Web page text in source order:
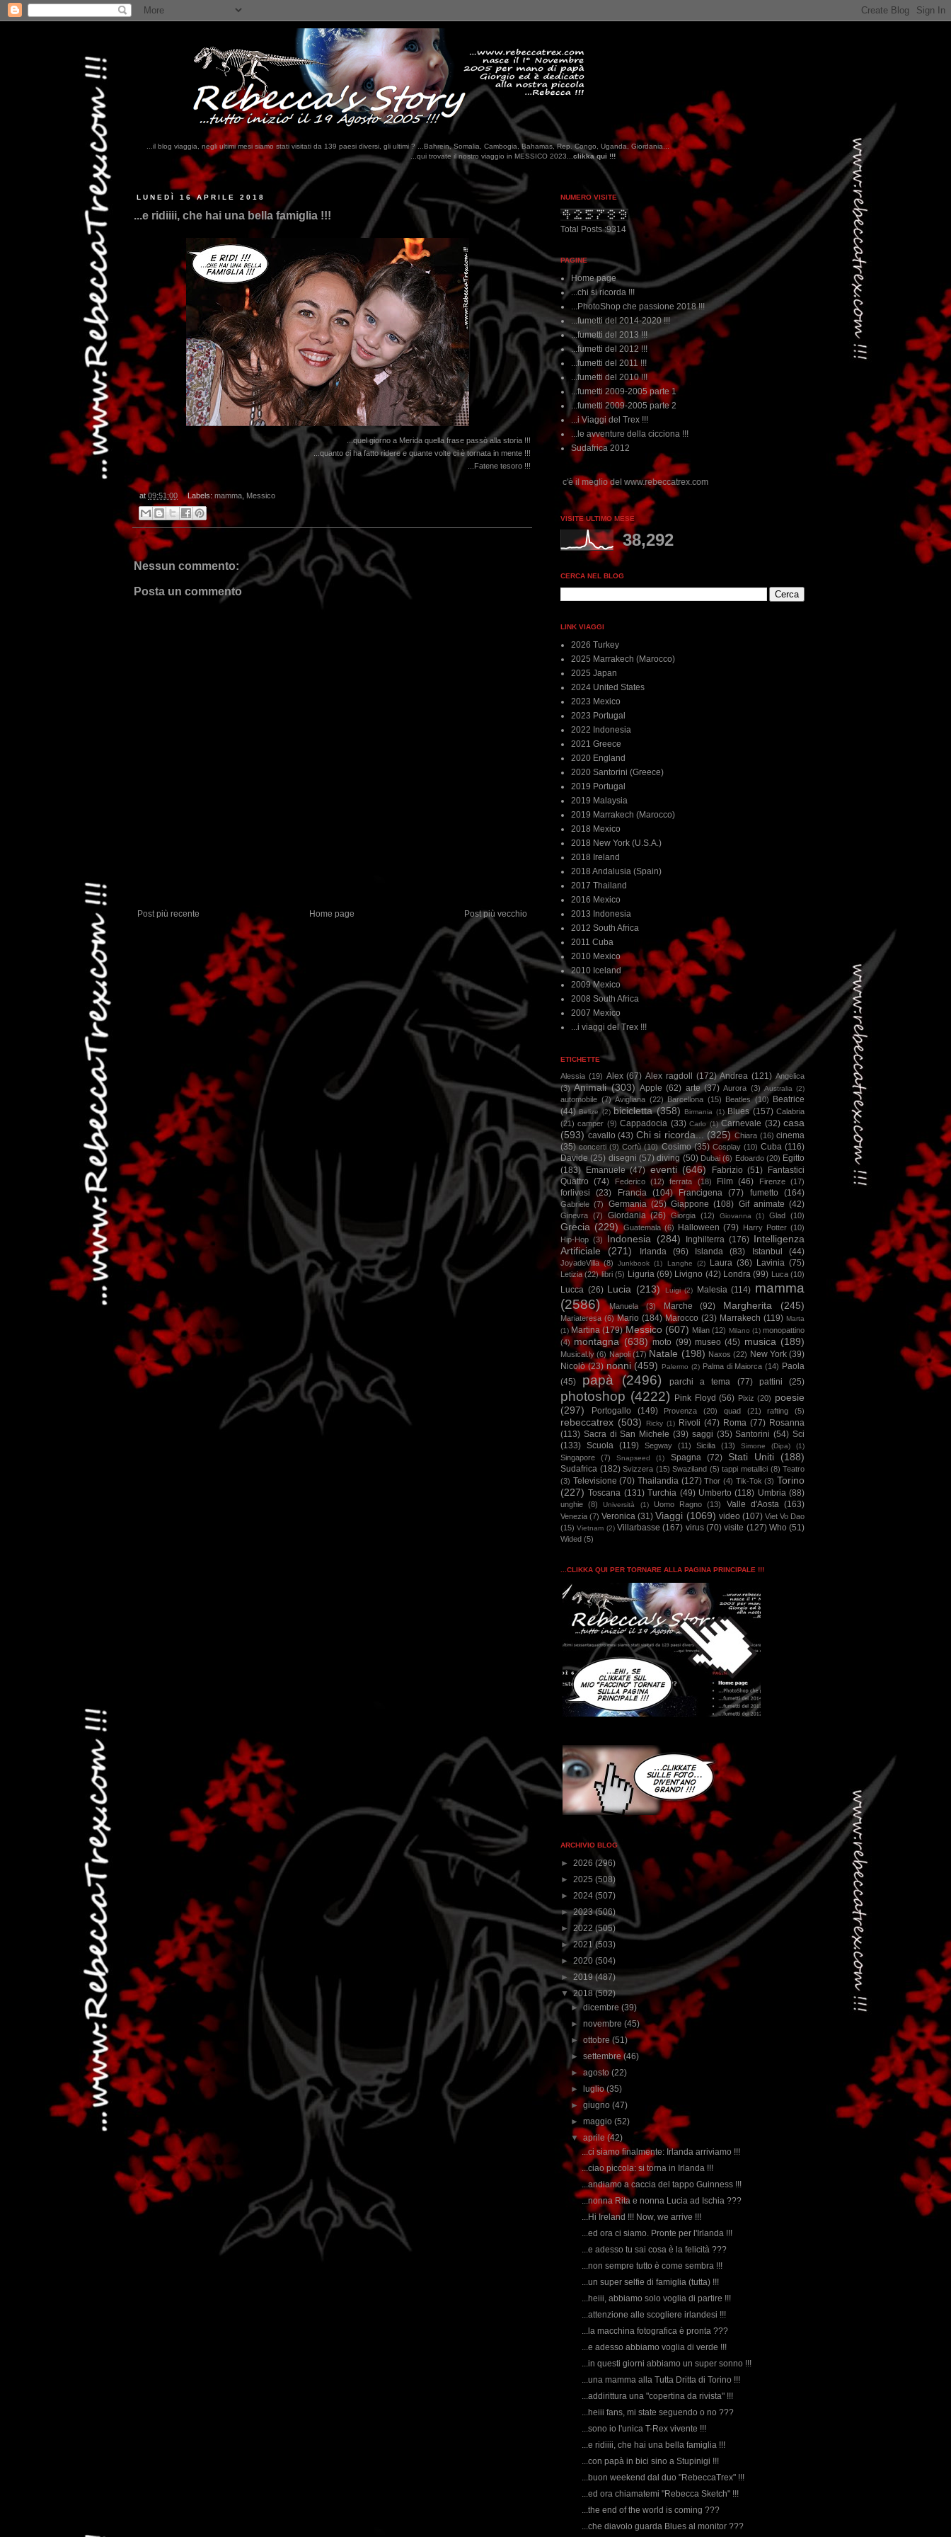
...il blog viaggia, negli ultimi mesi siamo stati visitati da 139 paesi diversi, gli ultimi ? ...Bahrein, Somalia, Cambogia, Bahamas, Rep. Congo, Uganda, Giordania...
...qui trovate il nostro viaggio in MESSICO 2023...clikka qui !!!
LUNEDÌ 16 APRILE 2018
...e ridiiii, che hai una bella famiglia !!!
...quel giorno a Merida quella frase passò alla storia !!!
...quanto ci ha fatto ridere e quante volte ci è tornata in mente !!!
...Fatene tesoro !!!
at09:51:00 Labels: mamma, Messico
Nessun commento:
Posta un commento
Post più recente Post più vecchio
Home page
NUMERO VISITE
Total Posts :9314
PAGINE
Home page
...chi si ricorda !!!
...PhotoShop che passione 2018 !!!
...fumetti del 2014-2020 !!!
...fumetti del 2013 !!!
...fumetti del 2012 !!!
...fumetti del 2011 !!!
...fumetti del 2010 !!!
...fumetti 2009-2005 parte 1
...fumetti 2009-2005 parte 2
...i Viaggi del Trex !!!
...le avventure della cicciona !!!
Sudafrica 2012
...dai non perdere tempo, clikka "qui", c'è il meglio del www.rebeccatrex.com
VISITE ULTIMO MESE
38,292
CERCA NEL BLOG
LINK VIAGGI
2026 Turkey
2025 Marrakech (Marocco)
2025 Japan
2024 United States
2023 Mexico
2023 Portugal
2022 Indonesia
2021 Greece
2020 England
2020 Santorini (Greece)
2019 Portugal
2019 Malaysia
2019 Marrakech (Marocco)
2018 Mexico
2018 New York (U.S.A.)
2018 Ireland
2018 Andalusia (Spain)
2017 Thailand
2016 Mexico
2013 Indonesia
2012 South Africa
2011 Cuba
2010 Mexico
2010 Iceland
2009 Mexico
2008 South Africa
2007 Mexico
...i viaggi del Trex !!!
ETICHETTE
Alessia (19) Alex (67) Alex ragdoll (172) Andrea (121) Angelica
(3) Animali (303) Apple (62) arte (37) Aurora (3) Australia (2)
automobile (7) Avigliana (22) Barcellona (15) Beatles (10)
Beatrice
(44) Belize (2) bicicletta (358) Birmania (1) Blues (157) Calabria
(21) camper (9) Cappadocia (33) Carlo (1) Carnevale (32) casa
(593) cavallo (43) Chi si ricorda... (325) Chiara (16) cinema
(35) concerti (9) Corfù (10) Cosimo (35) Cosplay (10) Cuba (116)
Davide (25) disegni (57) diving (50) Dubai (6) Edoardo (20) Egitto
(183)
Emanuele (47) eventi (646) Fabrizio (51)
Fantastici
Quattro (74) Federico (12) ferrata (18) Film (46) Firenze (17)
forlivesi (23) Francia (104) Francigena (77) fumetto (164)
Gabriele (7) Germania (25) Giappone (108) Gif animate (42)
Ginevra (7) Giordania (26) Giorgia (12) Giovanna (1) Glad (10)
Grecia (229) Guatemala (6) Halloween (79) Harry Potter (10)
Hip-Hop (3) Indonesia (284) Inghilterra (176) Intelligenza
Artificiale
(271) Irlanda (96) Islanda (83) Istanbul (44)
JoyadeVilla (8) Junkbook (1) Langhe (2) Laura (36) Lavinia (75)
Letizia (22) libri (5) Liguria (69) Livigno (42) Londra (99) Luca (10)
Lucca (26) Lucia (213) Luigi (2) Malesia (114) mamma
(2586)
Manuela (3) Marche (92) Margherita (245)
Mariateresa (6) Mario (184) Marocco (23) Marrakech (119) Marta
(1) Martina (179) Messico (607) Milan (12) Milano (1) monopattino
(4) montagna (638) moto (99) museo (45) musica (189)
Musical.ly (6) Napoli (17) Natale (198) Naxos (22) New York (39)
Nicolò (23) nonni (459) Palermo (2) Palma di Maiorca (14) Paola
(45)
papà (2496) parchi a tema (77) pattini (25)
photoshop (4222) Pink Floyd (56) Pixiz (20) poesie
(297)
Portogallo (149) Provenza (20) quad (21) rafting (5)
rebeccatrex (503) Ricky (1) Rivoli (47) Roma (77) Rosanna
(113) Sacra di San Michele (39) saggi (35) Santorini (54) Sci
(133) Scuola (119) Segway (11) Sicilia (13) Simone (Dipa) (1)
Singapore (7) Snapseed (1) Spagna (72) Stati Uniti (188)
Sudafrica (182) Svizzera (15) Swaziland (5) tappi metallici (8) Teatro
(3) Televisione (70) Thailandia (127) Thor (4) Tik-Tok (3) Torino
(227) Toscana (131) Turchia (49) Umberto (118) Umbria (88)
unghie (8) Università (1) Uomo Ragno (13) Valle d'Aosta (163)
Venezia (7) Veronica (31) Viaggi (1069) video (107) Viet Vo Dao
(15) Vietnam (2) Villarbasse (167) virus (70) visite (127) Who (51)
Wided (5)
...CLIKKA QUI PER TORNARE ALLA PAGINA PRINCIPALE !!!
ARCHIVIO BLOG
► 2026 (296)
► 2025 (508)
► 2024 (507)
►2023(506)
► 2022(505)
►2021(503)
► 2020 (504)
► 2019(487)
▼2018(502)
►dicembre(39)
►novembre(45)
►ottobre(51)
►settembre(46)
►agosto(22)
►
luglio(35)
►giugno(47)
►maggio(52)
▼aprile(42)
...ci siamo finalmente: Irlanda arriviamo !!!
...ciao piccola: si torna in Irlanda !!!
...andiamo a caccia del tappo Guinness !!!
...nonna Rita e nonna Lucia ad Ischia ???
...Hi Ireland !!! Now, we arrive !!!
...ed ora ci siamo. Pronte per l'Irlanda !!!
...e adesso tu sai cosa è la felicità ???
...non sempre tutto è come sembra !!!
...un super selfie di famiglia (tutta) !!!
...heiii, abbiamo solo voglia di partire !!!
...attenzione alle scogliere irlandesi !!!
...la macchina fotografica è pronta ???
...e adesso abbiamo voglia di verde !!!
...in questi giorni abbiamo un super sonno !!!
...una mamma alla Tutta Dritta di Torino !!!
...addirittura una "copertina da rivista" !!!
...heiii fans, mi state seguendo o no ???
...sono io l'unica T-Rex vivente !!!
...e ridiiii, che hai una bella famiglia !!!
...con papà in bici sino a Stupinigi !!!
...buon weekend dal duo "RebeccaTrex" !!!
...ed ora chiamatemi "Rebecca Sketch" !!!
...the end of the world is coming ???
...che diavolo guarda Blues al monitor ???